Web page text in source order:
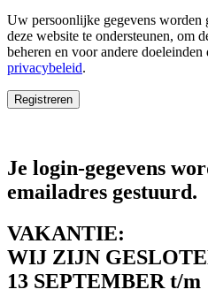
Uw persoonlijke gegevens
deze website te ondersteunen, om
beheren en voor andere
privacybeleid.
Registreren
Je login-gegevens
emailadres gestuurd.
VAKANTIE:
WIJ ZIJN
13 SEPTEMBER t/m